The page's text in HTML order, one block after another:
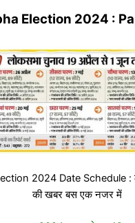
Election 2024 :
2024 Date Schedule :
की खबर बस एक नजर में